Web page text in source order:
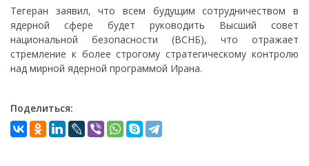
Тегеран заявил, что всем будущим сотрудничеством в
ядерной сфере будет руководить Высший совет
национальной безопасности (ВСНБ), что отражает
стремление к более строгому стратегическому контролю
над мирной ядерной программой Ирана.
Поделиться: